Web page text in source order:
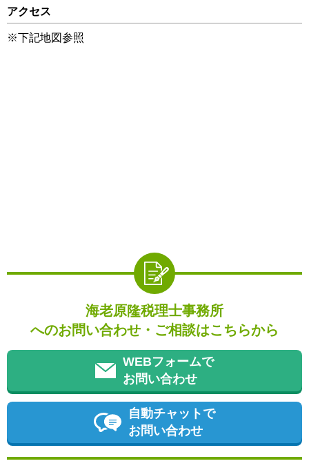
アクセス
※下記地図参照
海老原隆税理士事務所
へのお問い合わせ・ご相談はこちらから
WEBフォームで
お問い合わせ
自動チャットで
お問い合わせ